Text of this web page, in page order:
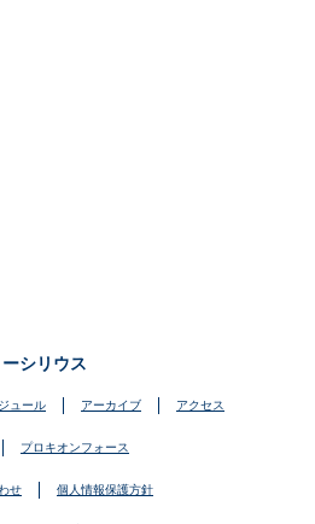
シリウス
ュール アーカイブ アクセス
プロキオンフォース
せ 個人情報保護方針